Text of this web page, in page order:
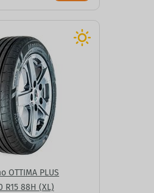
OTTIMA PLUS
R15 88H (XL)